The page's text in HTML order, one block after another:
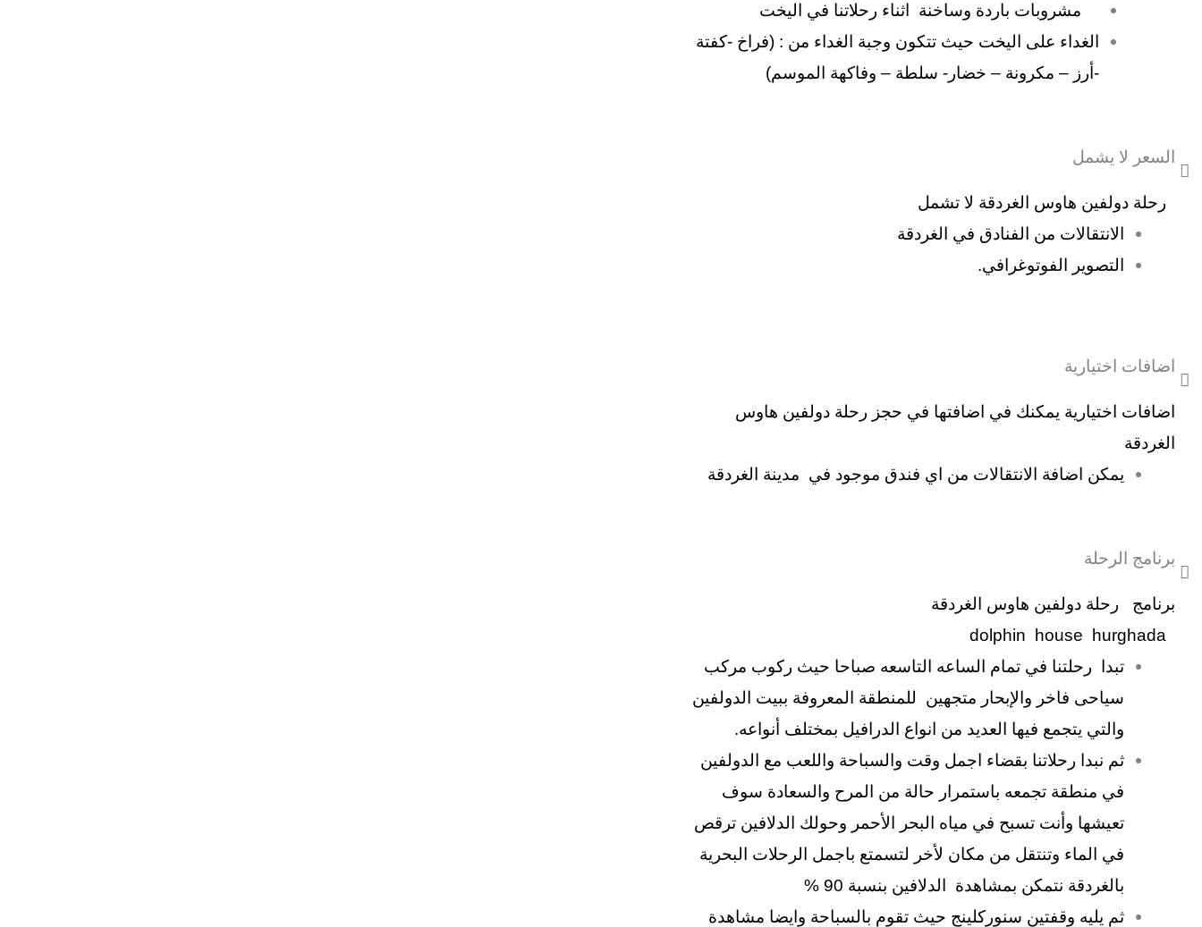
مشروبات باردة وساخنة اثناء رحلاتنا في اليخت
الغداء على اليخت حيث تتكون وجبة الغداء من : (فراخ -كفتة
-أرز – مكرونة – خضار- سلطة – وفاكهة الموسم)
السعر لا يشمل
رحلة دولفين هاوس الغردقة لا تشمل
الانتقالات من الفنادق في الغردقة
التصوير الفوتوغرافي.
اضافات اختيارية
اضافات اختيارية يمكنك في اضافتها في حجز رحلة دولفين هاوس
الغردقة
يمكن اضافة الانتقالات من اي فندق موجود في مدينة الغردقة
برنامج الرحلة
برنامج رحلة دولفين هاوس الغردقة
تبدا رحلتنا في تمام الساعه التاسعه صباحا حيث ركوب مركب
سياحى فاخر والإبحار متجهين للمنطقة المعروفة ببيت الدولفين
والتي يتجمع فيها العديد من انواع الدرافيل بمختلف أنواعه.
ثم نبدا رحلاتنا بقضاء اجمل وقت والسباحة واللعب مع الدولفين
في منطقة تجمعه باستمرار حالة من المرح والسعادة سوف
تعيشها وأنت تسبح في مياه البحر الأحمر وحولك الدلافين ترقص
في الماء وتنتقل من مكان لأخر لتسمتع باجمل الرحلات البحرية
بالغردقة نتمكن بمشاهدة الدلافين بنسبة 90 %
ثم يليه وقفتين سنوركلينج حيث تقوم بالسباحة وايضا مشاهدة